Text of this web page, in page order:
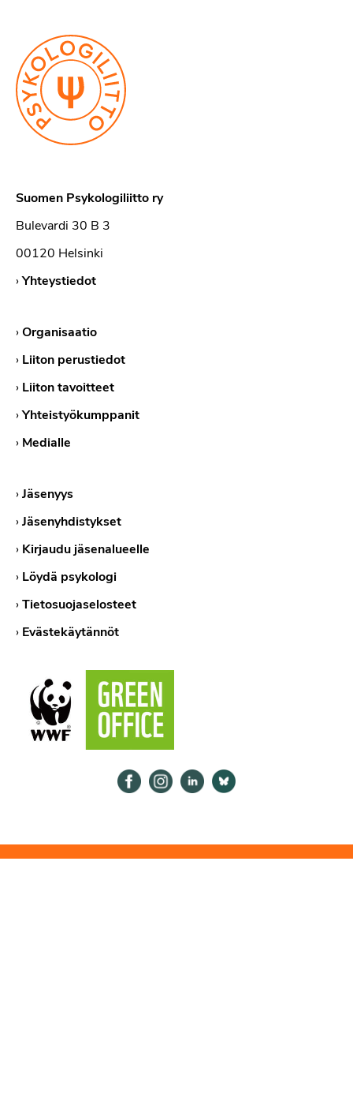
Suomen Psykologiliitto ry
Bulevardi 30 B 3
00120 Helsinki
›Yhteystiedot
›Organisaatio
› Liiton perustiedot
› Liiton tavoitteet
›Yhteistyökumppanit
› Medialle
›Jäsenyys
›Jäsenyhdistykset
› Kirjaudu jäsenalueelle
› Löydä psykologi
›Tietosuojaselosteet
› Evästekäytännöt